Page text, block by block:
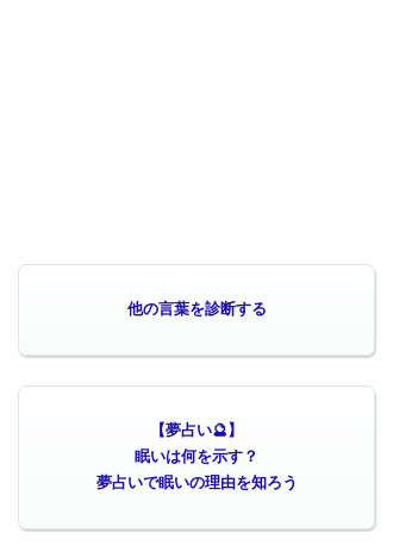
他の言葉を診断する
【夢占い🔮】
眠いは何を示す？
夢占いで眠いの理由を知ろう